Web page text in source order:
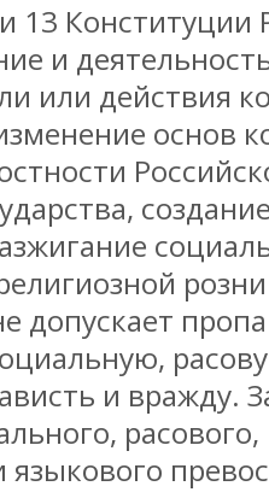
13 Конституции
и
или действия
основ
допускает
и вражду.
языкового